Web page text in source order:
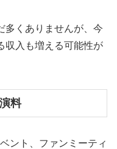
多くありませんが、今
収入も増える可能性が
料
ント、ファンミーティ